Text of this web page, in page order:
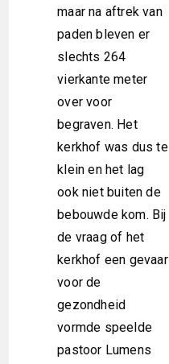
maar na aftrek van
paden bleven er
slechts 264
vierkante meter
over voor
begraven. Het
kerkhof was dus te
klein en het lag
ook niet buiten de
bebouwde kom. Bij
de vraag of het
kerkhof een gevaar
voor de
gezondheid
vormde speelde
pastoor Lumens